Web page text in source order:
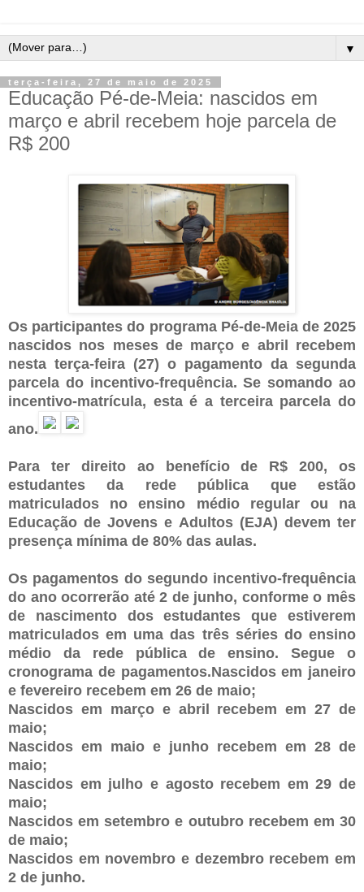
▼
terça-feira, 27 de maio de 2025
Educação Pé-de-Meia: nascidos em
março e abril recebem hoje parcela de
R$ 200
Os participantes do programa Pé-de-Meia de 2025
nascidos nos meses de março e abril recebem
nesta terça-feira (27) o pagamento da segunda
parcela do incentivo-frequência. Se somando ao
incentivo-matrícula, esta é a terceira parcela do
ano.
Para ter direito ao benefício de R$ 200, os
estudantes da rede pública que estão
matriculados no ensino médio regular ou na
Educação de Jovens e Adultos (EJA) devem ter
presença mínima de 80% das aulas.
Os pagamentos do segundo incentivo-frequência
do ano ocorrerão até 2 de junho, conforme o mês
de nascimento dos estudantes que estiverem
matriculados em uma das três séries do ensino
médio da rede pública de ensino. Segue o
cronograma de pagamentos.Nascidos em janeiro
e fevereiro recebem em 26 de maio;
Nascidos em março e abril recebem em 27 de
maio;
Nascidos em maio e junho recebem em 28 de
maio;
Nascidos em julho e agosto recebem em 29 de
maio;
Nascidos em setembro e outubro recebem em 30
de maio;
Nascidos em novembro e dezembro recebem em
2 de junho.